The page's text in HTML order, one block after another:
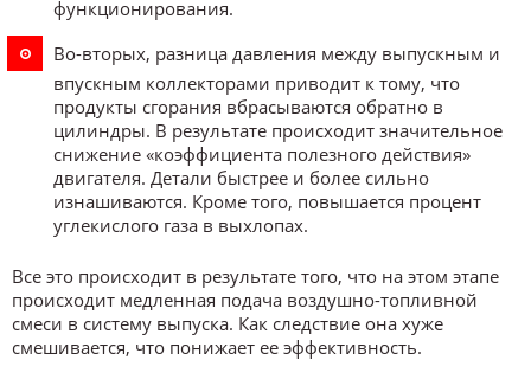
функционирования.
Во-вторых, разница давления между выпускным и
впускным коллекторами приводит к тому, что
продукты сгорания вбрасываются обратно в
цилиндры. В результате происходит значительное
снижение «коэффициента полезного действия»
двигателя. Детали быстрее и более сильно
изнашиваются. Кроме того, повышается процент
углекислого газа в выхлопах.
Все это происходит в результате того, что на этом этапе
происходит медленная подача воздушно-топливной
смеси в систему выпуска. Как следствие она хуже
смешивается, что понижает ее эффективность.